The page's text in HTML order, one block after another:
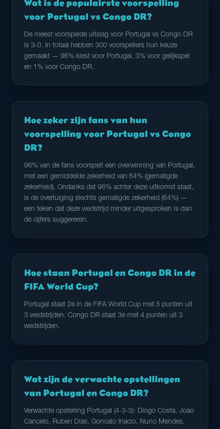
Wat is de populairste voorspelling
voor Portugal vs Congo DR?
De meest voorspelde uitslag voor Portugal vs Congo DR
is 3-0. In totaal hebben 300 voorspellers hun keuze
gemaakt — 96% kiest voor Portugal, 3% voor gelijkspel
en 1% voor Congo DR.
Hoe zeker zijn fans van hun
voorspelling voor Portugal vs Congo
DR?
96% van de fans voorspelt een overwinning van Portugal,
met een gemiddelde zekerheid van 64% (gematigde
zekerheid). Ondanks dat 96% achter deze uitkomst staat,
is de overtuiging slechts gematigde zekerheid (64%) —
een teken dat deze wedstrijd minder uitgesproken is dan
de cijfers suggereren.
Hoe staan Portugal en Congo DR in de
FIFA World Cup?
Portugal staat 2e in de FIFA World Cup met 5 punten uit
3 wedstrijden. Congo DR staat 3e met 4 punten uit 3
wedstrijden.
Wat zijn de verwachte opstellingen
van Portugal en Congo DR?
Verwachte opstelling Portugal (4-3-3): Diogo Costa, Joao
Cancelo, Ruben Dias, Goncalo Inacio, Nuno Mendes,